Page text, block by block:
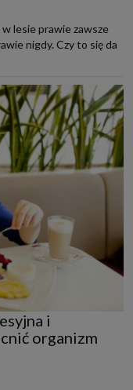
lesie prawie zawsze
nigdy. Czy to się da
i
organizm